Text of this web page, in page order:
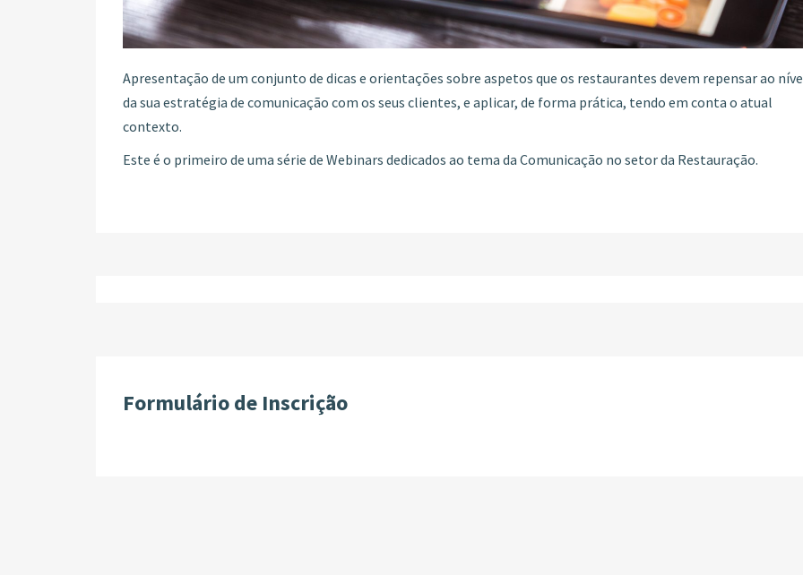
Apresentação de um conjunto de dicas e orientações sobre aspetos que os restaurantes devem repensar ao
da sua estratégia de comunicação com os seus clientes, e aplicar, de forma prática, tendo em conta o atual
contexto.
Este é o primeiro de uma série de Webinars dedicados ao tema da Comunicação no setor da Restauração.
Formulário de Inscrição